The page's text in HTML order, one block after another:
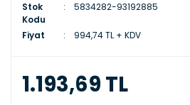
Stok
Kodu
5834282-93192885
Fiyat 994,74 TL + KDV
1.193,69 TL